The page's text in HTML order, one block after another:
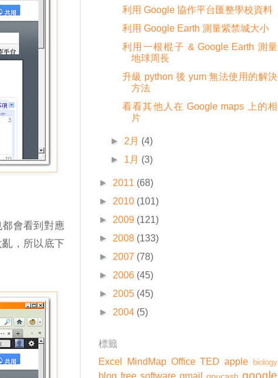
會看到對應
，所以底下
利用 Google 協作平台匯整學校資料
利用 Google Earth 測量紫禁城大小
利用一根棍子 & Google Earth 測量
地球周長
升級 python 後 yum 無法使用的解決
方法
看看其他人在 Google maps 上的相
片
► 2月 (4)
► 1月 (3)
► 2011 (68)
► 2010 (101)
► 2009 (121)
► 2008 (133)
► 2007 (78)
► 2006 (45)
► 2005 (45)
► 2004 (5)
標籤
Excel
MindMap Office TED apple biology
google